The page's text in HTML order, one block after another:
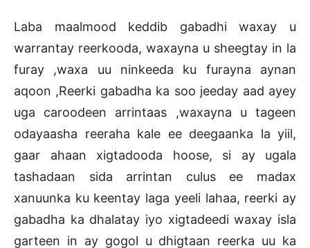
Laba maalmood keddib gabadhi waxay u
warrantay reerkooda, waxayna u sheegtay in la
furay ,waxa uu ninkeeda ku furayna aynan
aqoon ,Reerki gabadha ka soo jeeday aad ayey
uga caroodeen arrintaas ,waxayna u tageen
odayaasha reeraha kale ee deegaanka la yiil,
gaar ahaan xigtadooda hoose, si ay ugala
tashadaan sida arrintan culus ee madax
xanuunka ku keentay laga yeeli lahaa, reerki ay
gabadha ka dhalatay iyo xigtadeedi waxay isla
garteen in ay gogol u dhigtaan reerka uu ka